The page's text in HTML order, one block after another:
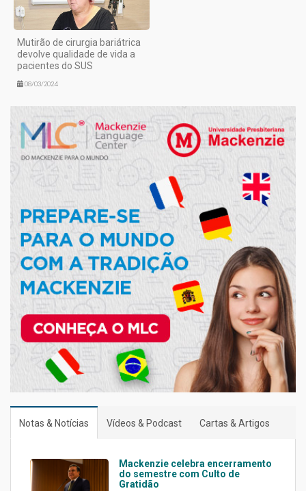
Mutirão de cirurgia bariátrica
devolve qualidade de vida a
pacientes do SUS
08/03/2024
Notas & Notícias Vídeos & Podcast Cartas & Artigos
Mackenzie celebra encerramento
do semestre com Culto de
Gratidão